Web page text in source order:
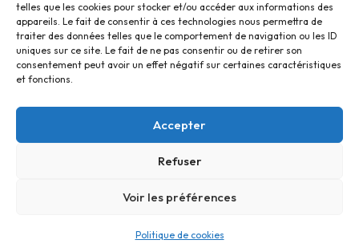
telles que les cookies pour stocker et/ou accéder aux informations des
appareils. Le fait de consentir à ces technologies nous permettra de
traiter des données telles que le comportement de navigation ou les ID
uniques sur ce site. Le fait de ne pas consentir ou de retirer son
consentement peut avoir un effet négatif sur certaines caractéristiques
et fonctions.
Accepter
Refuser
Voir les préférences
Politique de cookies
16 juin 2026
Contact
Site réalisé parSBCTech